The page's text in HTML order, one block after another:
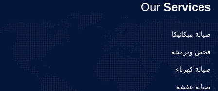
Our Services
صيانة ميكانيكا
فحص وبرمجة
صيانة كهرباء
صيانة عفشة